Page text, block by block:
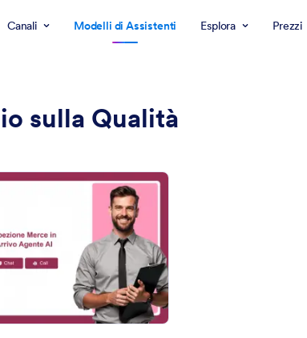
Canali Modelli di Assistenti Esplora Prezzi
sulla Qualità
di Call Center Agente AI
Anteprima: Ispezione Merce in Arrivo Agente AI